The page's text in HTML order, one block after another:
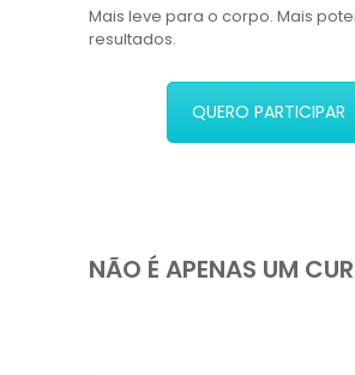
Mais leve para o corpo. Mais
resultados.
QUERO PARTICIPAR
NÃO É APENAS UM